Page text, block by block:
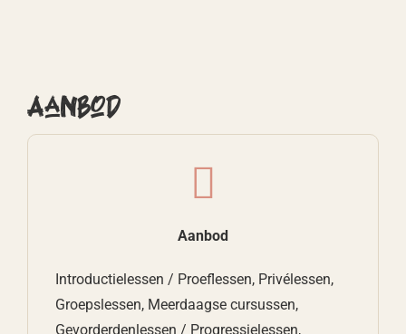
Aanbod
Aanbod
Introductielessen / Proeflessen, Privélessen,
Groepslessen, Meerdaagse cursussen,
Gevorderdenlessen / Progressielessen,